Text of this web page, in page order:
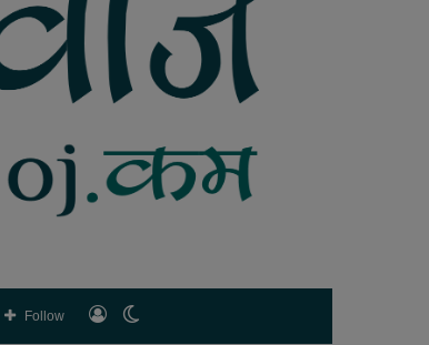
लगइन
Follow